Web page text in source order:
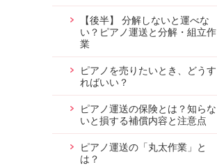
【後半】 分解しないと運べな
い？ピアノ運送と分解・組立作
業
ピアノを売りたいとき、どうす
ればいい？
ピアノ運送の保険とは？知らな
いと損する補償内容と注意点
ピアノ運送の「丸太作業」と
は？